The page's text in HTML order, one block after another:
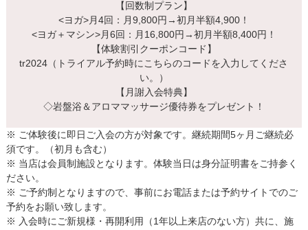
【回数制プラン】
<ヨガ>月4回：月9,800円→初月半額4,900！
<ヨガ＋マシン>月6回：月16,800円→初月半額8,400円！
【体験割引クーポンコード】
tr2024（トライアル予約時にこちらのコードを入力してくださ
い。）
【月謝入会特典】
◇岩盤浴＆アロママッサージ優待券をプレゼント！
※ ご体験後に即日ご入会の方が対象です。継続期間5ヶ月ご継続必
須です。（初月も含む）
※ 当店は会員制施設となります。体験当日は身分証明書をご持参く
ださい。
※ ご予約制となりますので、事前にお電話または予約サイトでのご
予約をお願い致します。
※ 入会時にご新規様・再開利用（1年以上来店のない方）共に、施